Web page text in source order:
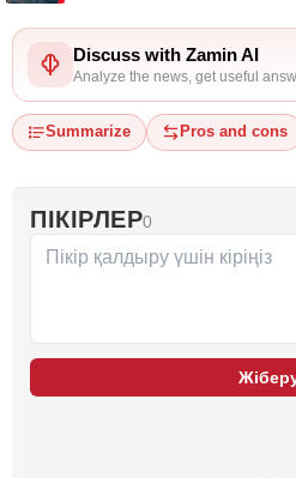
Discuss with Zamin AI
Analyze the news, get useful
Summarize Pros and cons
ПІКІРЛЕР0